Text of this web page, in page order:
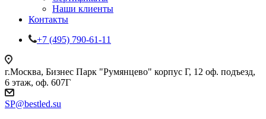
Наши клиенты
Контакты
+7 (495) 790-61-11
г.Москва, Бизнес Парк "Румянцево" корпус Г, 12 оф. подъезд,
6 этаж, оф. 607Г
SP@bestled.su